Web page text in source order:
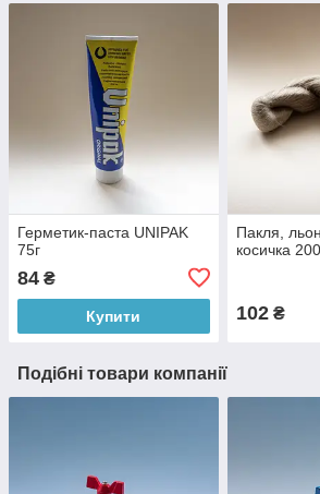
Герметик-паста UNIPAK
75г
84 ₴
Купити
Пакля,
косичка
102₴
Подібні товари компанії